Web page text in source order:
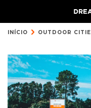
INÍCIO OUTDOOR CITIE